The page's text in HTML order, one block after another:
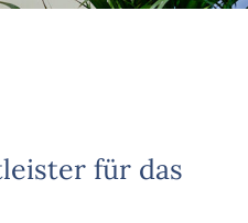
für das